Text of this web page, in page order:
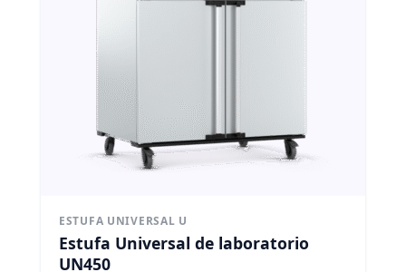
ESTUFA UNIVERSAL U
Estufa Universal de laboratorio
UN450